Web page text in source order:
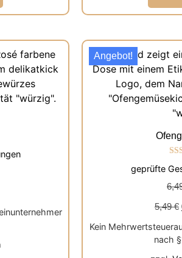
Angebot!
geprüfte
5,49€
Kein
nach